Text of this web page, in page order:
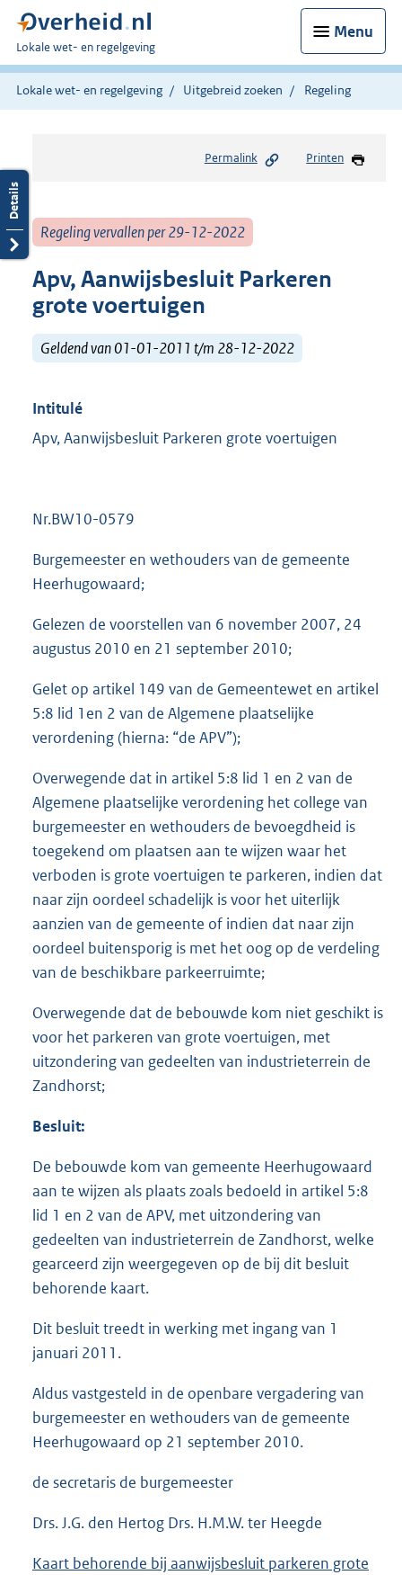
Menu
U
bent
hier:
Lokale wet- en regelgeving
Lokale wet- en regelgeving Uitgebreid zoeken Regeling
Permalink Printen
Regeling vervallen per 29-12-2022
Apv, Aanwijsbesluit Parkeren
grote voertuigen
Geldend van 01-01-2011 t/m 28-12-2022
Intitulé
Apv, Aanwijsbesluit Parkeren grote voertuigen
Nr.BW10-0579
Burgemeester en wethouders van de gemeente
Heerhugowaard;
Gelezen de voorstellen van 6 november 2007, 24
augustus 2010 en 21 september 2010;
Gelet op artikel 149 van de Gemeentewet en artikel
5:8 lid 1en 2 van de Algemene plaatselijke
verordening (hierna: “de APV”);
Overwegende dat in artikel 5:8 lid 1 en 2 van de
Algemene plaatselijke verordening het college van
burgemeester en wethouders de bevoegdheid is
toegekend om plaatsen aan te wijzen waar het
verboden is grote voertuigen te parkeren, indien dat
naar zijn oordeel schadelijk is voor het uiterlijk
aanzien van de gemeente of indien dat naar zijn
oordeel buitensporig is met het oog op de verdeling
van de beschikbare parkeerruimte;
Overwegende dat de bebouwde kom niet geschikt is
voor het parkeren van grote voertuigen, met
uitzondering van gedeelten van industrieterrein de
Zandhorst;
Besluit:
De bebouwde kom van gemeente Heerhugowaard
aan te wijzen als plaats zoals bedoeld in artikel 5:8
lid 1 en 2 van de APV, met uitzondering van
gedeelten van industrieterrein de Zandhorst, welke
gearceerd zijn weergegeven op de bij dit besluit
behorende kaart.
Dit besluit treedt in werking met ingang van 1
januari 2011.
Aldus vastgesteld in de openbare vergadering van
burgemeester en wethouders van de gemeente
Heerhugowaard op 21 september 2010.
de secretaris de burgemeester
Drs. J.G. den Hertog Drs. H.M.W. ter Heegde
Kaart behorende bij aanwijsbesluit parkeren grote